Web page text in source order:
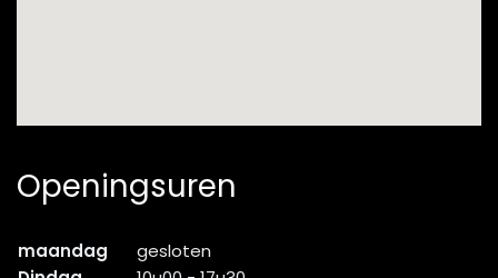
Openingsuren
maandag
gesloten